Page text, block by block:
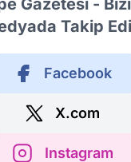
Gazetesi -
Takip
Facebook
X.com
Instagram